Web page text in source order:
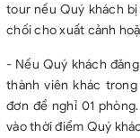
tour nếu Quý khách
chối cho xuất cảnh
- Nếu Quý khách
thành viên khác
đơn để nghỉ 01
vào thời điểm Quý